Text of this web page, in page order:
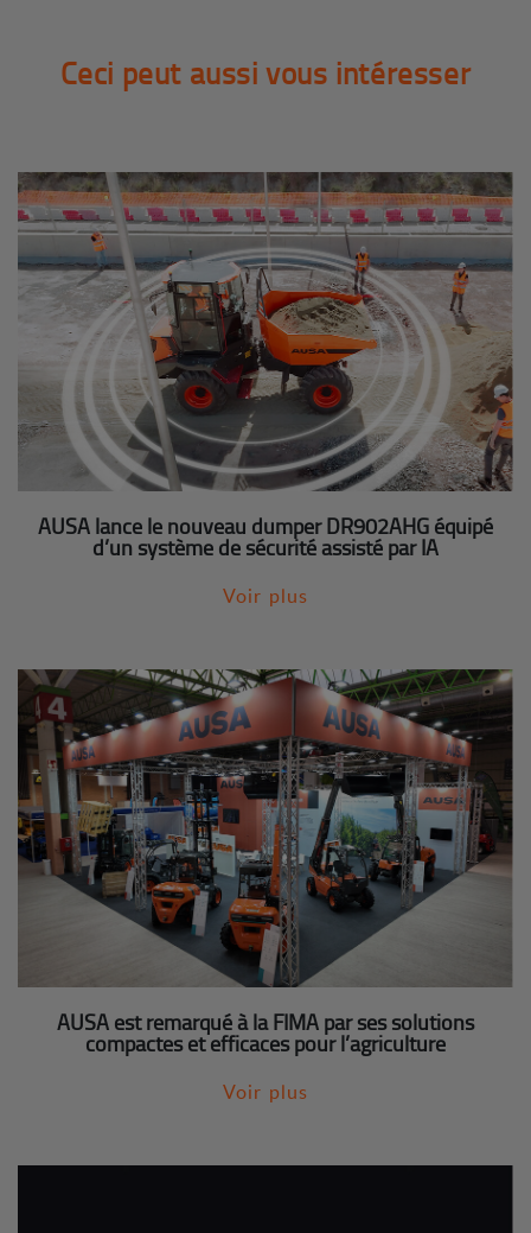
Ceci peut aussi vous intéresser
AUSA lance le nouveau dumper DR902AHG équipé
d’un système de sécurité assisté par IA
Voir plus
AUSA est remarqué à la FIMA par ses solutions
compactes et efficaces pour l’agriculture
Voir plus